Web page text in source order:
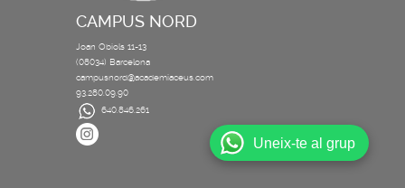
CAMPUS NORD
Joan Obiols 11-13
(08034) Barcelona
campusnord@academiaceus.com
93.280.09.90
640.846.261
Uneix-te al grup